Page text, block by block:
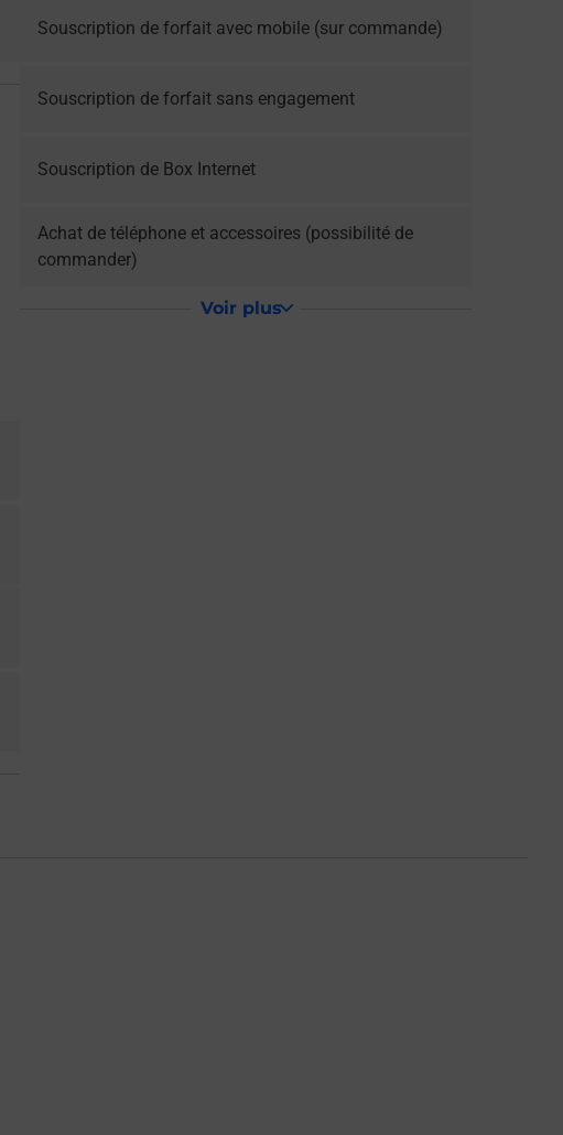
Souscription de forfait avec mobile (sur commande)
Souscription de forfait sans engagement
Souscription de Box Internet
Achat de téléphone et accessoires (possibilité de
commander)
Voir plus